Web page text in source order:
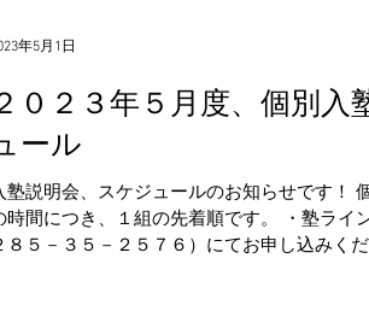
０２３年５月度、個別入
ール
塾説明会、スケジュールのお知らせです！
時間につき、１組の先着順です。 ・塾ライ
８５－３５－２５７６）にてお申し込みく
年5月1日